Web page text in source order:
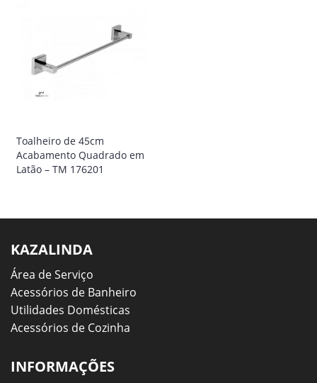
Toalheiro de 45cm
Acabamento Quadrado em
Latão – TM 176201
KAZALINDA
Área de Serviço
Acessórios de Banheiro
Utilidades Domésticas
Acessórios de Cozinha
INFORMAÇÕES